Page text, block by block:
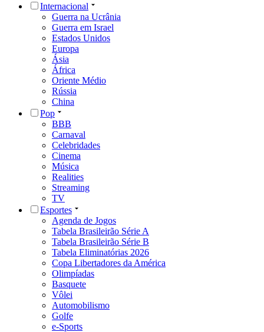
Internacional
Guerra na Ucrânia
Guerra em Israel
Estados Unidos
Europa
Ásia
África
Oriente Médio
Rússia
China
Pop
BBB
Carnaval
Celebridades
Cinema
Música
Realities
Streaming
TV
Esportes
Agenda de Jogos
Tabela Brasileirão Série A
Tabela Brasileirão Série B
Tabela Eliminatórias 2026
Copa Libertadores da América
Olimpíadas
Basquete
Vôlei
Automobilismo
Golfe
e-Sports